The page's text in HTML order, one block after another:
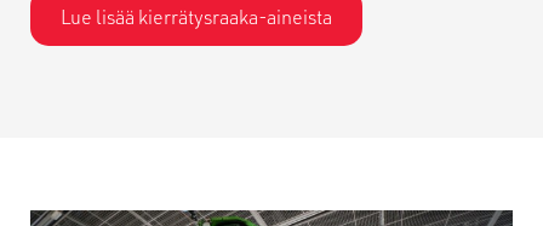
Lue lisää kierrätysraaka-aineista